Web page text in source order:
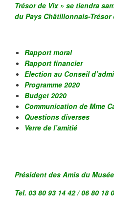
Trésor de Vix » se tiendra
du Pays Châtillonnais-Trésor
Rapport moral
Rapport financier
Election au Conseil
Programme 2020
Budget 2020
Communication de Mme
Questions diverses
Verre de l’amitié
Président des Amis du
Tel. 03 80 93 14 42 / 06 80 18